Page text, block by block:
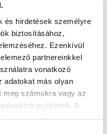
és hirdetések személyre
biztosításához,
Ezenkívül
partnereinkkel
vonatkozó
adatokat más olyan
meg számukra vagy az
gyűjtöttek. A
Ön hozzájárul a
GÁBOR
U18-AS
is számít a szakmai